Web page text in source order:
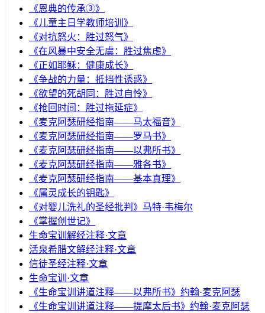
《恩典的传承③》
《儿童主日学教师培训》
《对抗怒火：胜过怒气》
《在风暴中安全无虞：胜过焦虑》
《正如耶稣：健康成长》
《争战的力量：抵挡性诱惑》
《欲望的死胡同：胜过自怜》
《抢回时间：胜过拖延症》
《麦克阿瑟研经指南——马太福音》
《麦克阿瑟研经指南——罗马书》
《麦克阿瑟研经指南——以弗所书》
《麦克阿瑟研经指南——雅各书》
《麦克阿瑟研经指南——基本真理》
《属灵成长的钥匙》
《对婴儿洗礼的圣经批判》马特·韦梅尔
《掌握创世记》
生命宝训解经注释·文章
活泉希腊文解经注释·文章
信徒圣经注释·文章
生命宝训·文章
《生命宝训讲道注释——以弗所书》约翰·麦克阿瑟
《生命宝训讲道注释——提摩太后书》约翰·麦克阿瑟